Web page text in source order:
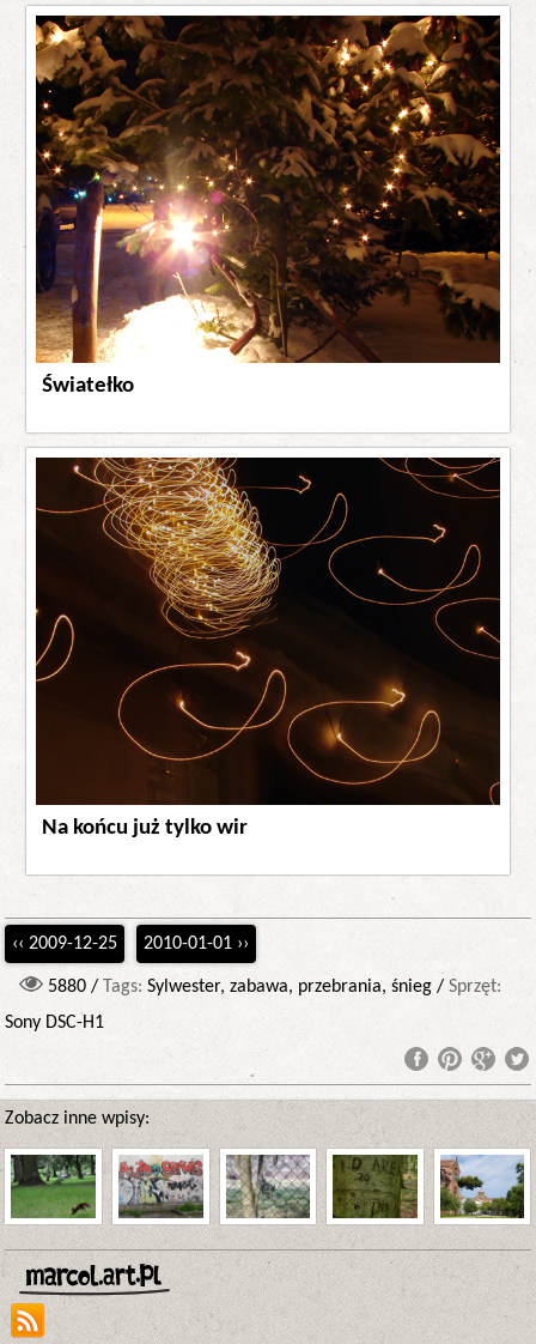
Światełko
Na końcu już tylko wir
‹‹ 2009-12-25 2010-01-01 ››
5880 /Tags: Sylwester, zabawa, przebrania, śnieg /Sprzęt:
Sony DSC-H1
Zobacz inne wpisy: